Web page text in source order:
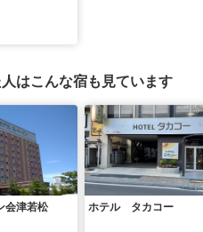
はこんな宿も見ています
会津若松 ホテル タカコー